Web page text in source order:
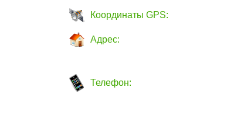
Координаты GPS:
Адрес:
Телефон: